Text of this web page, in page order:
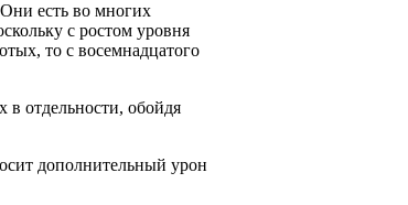
есть во многих
с ростом уровня
то с восемнадцатого
отдельности, обойдя
дополнительный урон